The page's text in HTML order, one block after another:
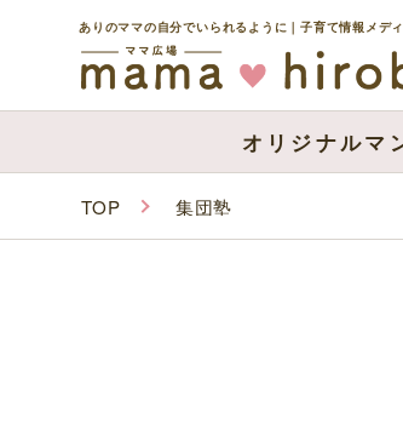
ありのママの自分でいられるように｜子育て情報メデ
オリジナルマ
TOP 集団塾